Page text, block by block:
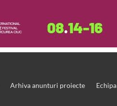
Arhiva anunturi proiecte Echipa